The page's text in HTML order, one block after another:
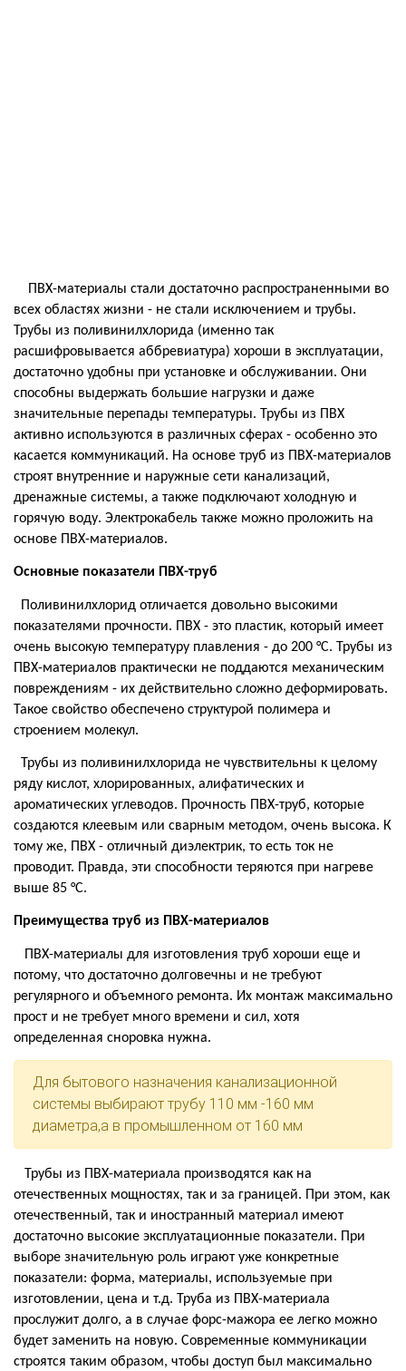
ПВХ-материалы стали достаточно распространенными во
всех областях жизни - не стали исключением и трубы.
Трубы из поливинилхлорида (именно так
расшифровывается аббревиатура) хороши в эксплуатации,
достаточно удобны при установке и обслуживании. Они
способны выдержать большие нагрузки и даже
значительные перепады температуры. Трубы из ПВХ
активно используются в различных сферах - особенно это
касается коммуникаций. На основе труб из ПВХ-материалов
строят внутренние и наружные сети канализаций,
дренажные системы, а также подключают холодную и
горячую воду. Электрокабель также можно проложить на
основе ПВХ-материалов.
Основные показатели ПВХ-труб
Поливинилхлорид отличается довольно высокими
показателями прочности. ПВХ - это пластик, который имеет
очень высокую температуру плавления - до 200 °С. Трубы из
ПВХ-материалов практически не поддаются механическим
повреждениям - их действительно сложно деформировать.
Такое свойство обеспечено структурой полимера и
строением молекул.
Трубы из поливинилхлорида не чувствительны к целому
ряду кислот, хлорированных, алифатических и
ароматических углеводов. Прочность ПВХ-труб, которые
создаются клеевым или сварным методом, очень высока. К
тому же, ПВХ - отличный диэлектрик, то есть ток не
проводит. Правда, эти способности теряются при нагреве
выше 85 °С.
Преимущества труб из ПВХ-материалов
ПВХ-материалы для изготовления труб хороши еще и
потому, что достаточно долговечны и не требуют
регулярного и объемного ремонта. Их монтаж максимально
прост и не требует много времени и сил, хотя
определенная сноровка нужна.
Для бытового назначения канализационной
системы выбирают трубу 110 мм -160 мм
диаметра,а в промышленном от 160 мм
Трубы из ПВХ-материала производятся как на
отечественных мощностях, так и за границей. При этом, как
отечественный, так и иностранный материал имеют
достаточно высокие эксплуатационные показатели. При
выборе значительную роль играют уже конкретные
показатели: форма, материалы, используемые при
изготовлении, цена и т.д. Труба из ПВХ-материала
прослужит долго, а в случае форс-мажора ее легко можно
будет заменить на новую. Современные коммуникации
строятся таким образом, чтобы доступ был максимально